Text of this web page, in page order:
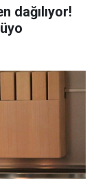
dağılıyor!